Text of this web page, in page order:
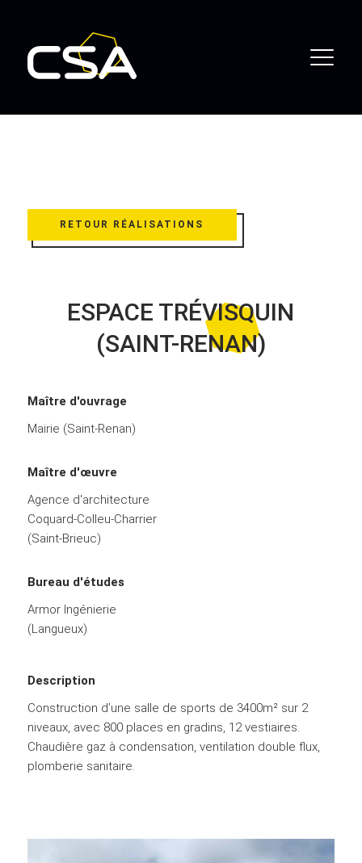
RETOUR RÉALISATIONS
ESPACE TRÉVISQUIN
(SAINT-RENAN)
Maître d'ouvrage
Mairie (Saint-Renan)
Maître d'œuvre
Agence d'architecture
Coquard-Colleu-Charrier
(Saint-Brieuc)
Bureau d'études
Armor Ingénierie
(Langueux)
Description
Construction d’une salle de sports de 3400m² sur 2
niveaux, avec 800 places en gradins, 12 vestiaires.
Chaudière gaz à condensation, ventilation double flux,
plomberie sanitaire.